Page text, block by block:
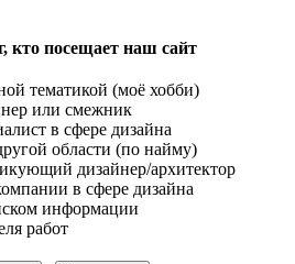
кто посещает наш сайт
тематикой (моё хобби)
или смежник
в сфере дизайна
области (по найму)
дизайнер/архитектор
в сфере дизайна
информации
работ